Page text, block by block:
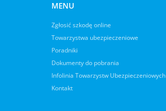
MENU
Zgłosić szkodę online
Towarzystwa ubezpieczeniowe
Poradniki
Dokumenty do pobrania
Infolinia Towarzystw Ubezpieczeniowych
Kontakt